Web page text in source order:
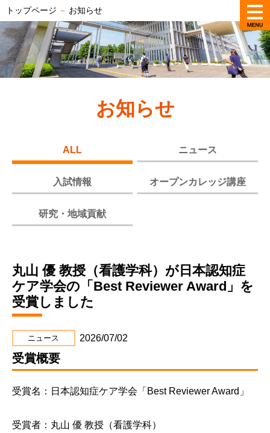
トップページ － お知らせ
お知らせ
ALL ニュース
入試情報 オープンカレッジ講座
研究・地域貢献
丸山 優 教授（看護学科）が日本認知症
ケア学会の「Best Reviewer Award」を
受賞しました
ニュース 2026/07/02
受賞概要
受賞名：日本認知症ケア学会「Best Reviewer Award」
受賞者：丸山 優 教授（看護学科）